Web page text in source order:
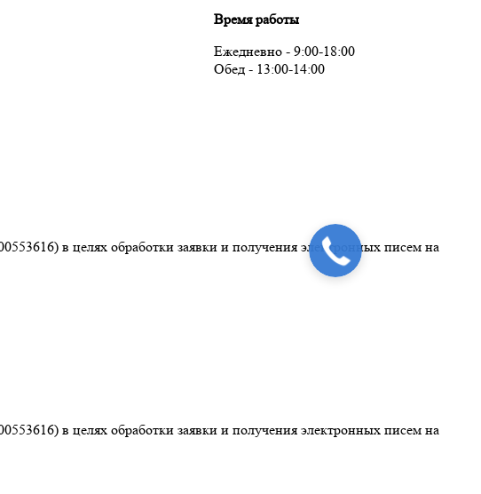
Время работы
Ежедневно - 9:00-18:00
Обед - 13:00-14:00
в целях обработки заявки и получения электронных писем на
в целях обработки заявки и получения электронных писем на